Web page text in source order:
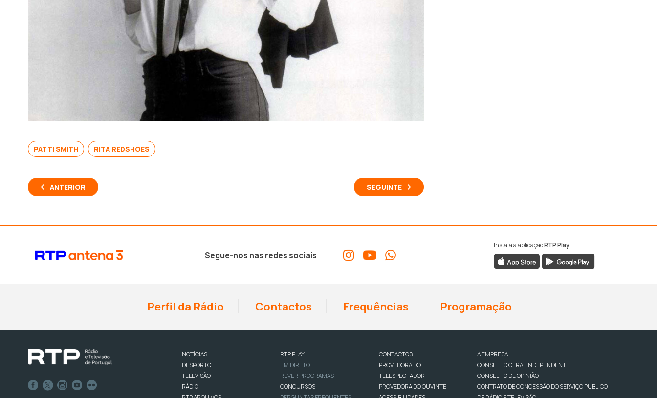
PATTI SMITH RITA REDSHOES
ANTERIOR SEGUINTE
Segue-nos nas redes sociais
Instala a aplicaçãoRTP Play
Perfil da Rádio Contactos Frequências Programação
NOTÍCIAS
DESPORTO
TELEVISÃO
RÁDIO
RTP PLAY
EM DIRETO
REVER PROGRAMAS
CONCURSOS
CONTACTOS
PROVEDORA DO
TELESPECTADOR
PROVEDORA DO OUVINTE
A EMPRESA
CONSELHO GERAL INDEPENDENTE
CONSELHO DE OPINIÃO
CONTRATO DE CONCESSÃO DO SERVIÇO PÚBLICO